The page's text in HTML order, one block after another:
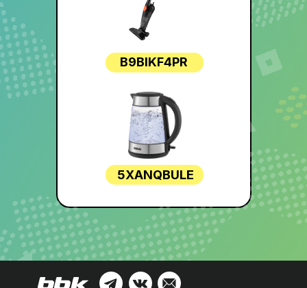
B9BIKF4PR
5XANQBULE